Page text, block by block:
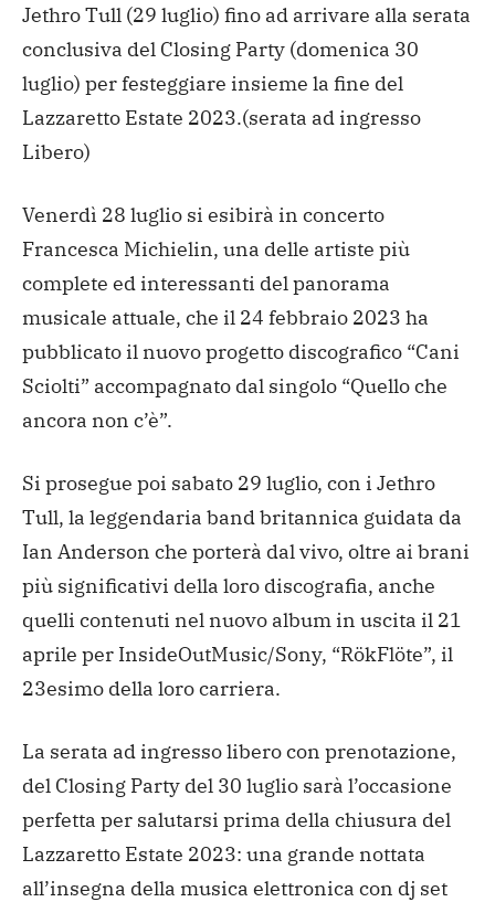
Jethro Tull (29 luglio) fino ad arrivare alla serata
conclusiva del Closing Party (domenica 30
luglio) per festeggiare insieme la fine del
Lazzaretto Estate 2023.(serata ad ingresso
Libero)
Venerdì 28 luglio si esibirà in concerto
Francesca Michielin, una delle artiste più
complete ed interessanti del panorama
musicale attuale, che il 24 febbraio 2023 ha
pubblicato il nuovo progetto discografico “Cani
Sciolti” accompagnato dal singolo “Quello che
ancora non c’è”.
Si prosegue poi sabato 29 luglio, con i Jethro
Tull, la leggendaria band britannica guidata da
Ian Anderson che porterà dal vivo, oltre ai brani
più significativi della loro discografia, anche
quelli contenuti nel nuovo album in uscita il 21
aprile per InsideOutMusic/Sony, “RökFlöte”, il
23esimo della loro carriera.
La serata ad ingresso libero con prenotazione,
del Closing Party del 30 luglio sarà l’occasione
perfetta per salutarsi prima della chiusura del
Lazzaretto Estate 2023: una grande nottata
all’insegna della musica elettronica con dj set